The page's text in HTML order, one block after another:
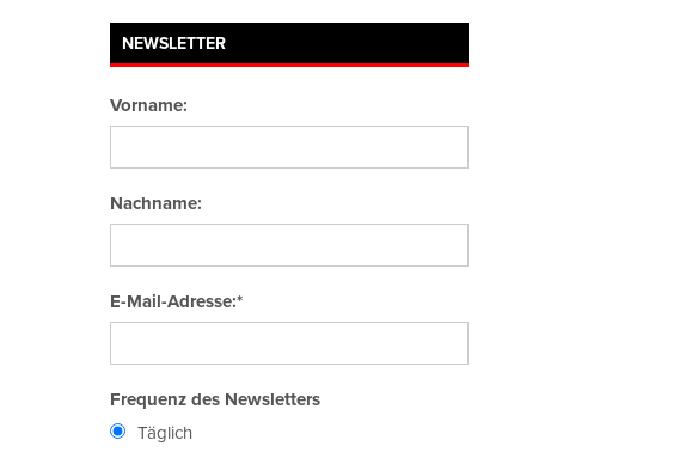
NEWSLETTER
Vorname:
Nachname:
E-Mail-Adresse:*
Frequenz des Newsletters
Täglich